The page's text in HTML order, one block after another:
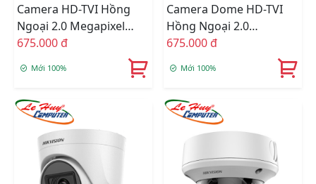
Camera HD-TVI Hồng
Ngoại 2.0 Megapixel
HIKVISION DS-
675.000 đ
Mới 100%
Camera Dome HD-TVI
Hồng Ngoại 2.0
Megapixel HIKVISION
675.000 đ
Mới 100%